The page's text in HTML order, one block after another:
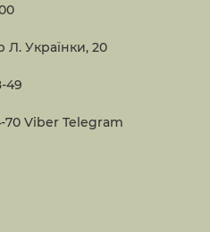
Л. Українки, 20
49
70 Viber Telegram